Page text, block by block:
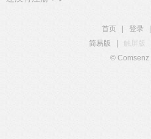
首页 登录
简易版
触屏版
© Comsenz